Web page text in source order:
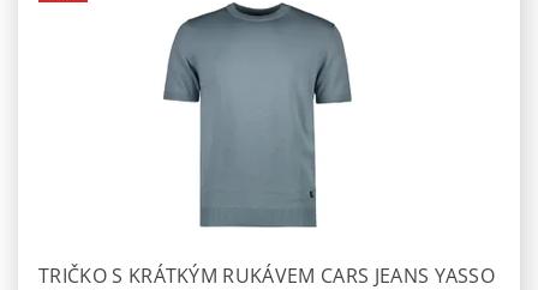
TRIČKO S KRÁTKÝM RUKÁVEM CARS JEANS YASSO